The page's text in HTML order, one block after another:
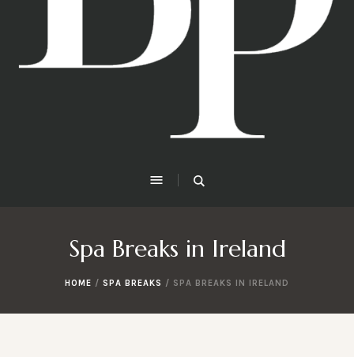
Spa Breaks in Ireland
HOME / SPA BREAKS / SPA BREAKS IN IRELAND